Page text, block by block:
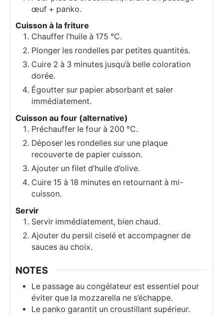
œuf + panko.
Cuisson à la friture
Chauffer l’huile à 175 °C.
Plonger les rondelles par petites quantités.
Cuire 2 à 3 minutes jusqu’à belle coloration
dorée.
Égoutter sur papier absorbant et saler
immédiatement.
Cuisson au four (alternative)
Préchauffer le four à 200 °C.
Déposer les rondelles sur une plaque
recouverte de papier cuisson.
Ajouter un filet d’huile d’olive.
Cuire 15 à 18 minutes en retournant à mi-
cuisson.
Servir
Servir immédiatement, bien chaud.
Ajouter du persil ciselé et accompagner de
sauces au choix.
NOTES
Le passage au congélateur est essentiel pour
éviter que la mozzarella ne s’échappe.
Le panko garantit un croustillant supérieur.